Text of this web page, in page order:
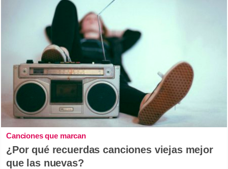
Canciones que marcan
¿Por qué recuerdas canciones viejas mejor
que las nuevas?